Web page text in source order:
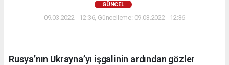
GÜNCEL
09.03.2022 - 12:36, Güncelleme: 09.03.2022 - 12:36
Rusya’nın Ukrayna’yı işgalinin ardından gözler